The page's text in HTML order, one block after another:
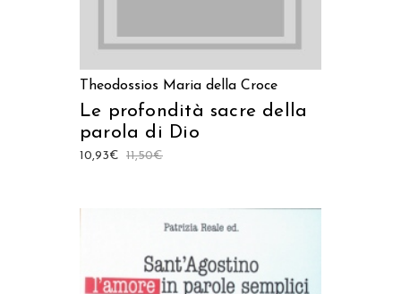
Theodossios Maria della Croce
Le profondità sacre della
parola di Dio
11,50€
10,93€